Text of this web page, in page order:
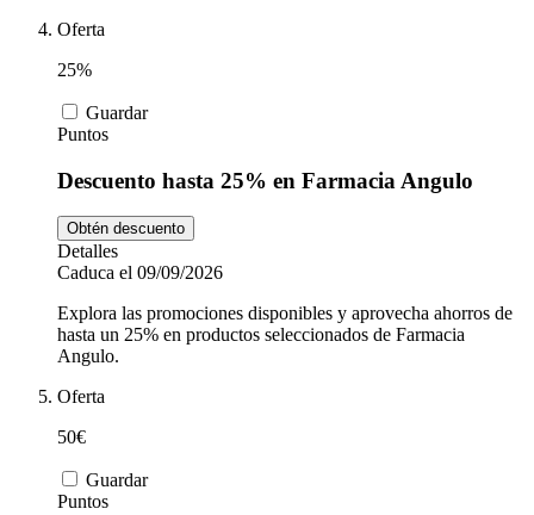
Oferta
25%
Guardar
Puntos
Descuento hasta 25% en Farmacia Angulo
Obtén descuento
Detalles
Caduca el 09/09/2026
Explora las promociones disponibles y aprovecha ahorros de
hasta un 25% en productos seleccionados de Farmacia
Angulo.
Oferta
50€
Guardar
Puntos